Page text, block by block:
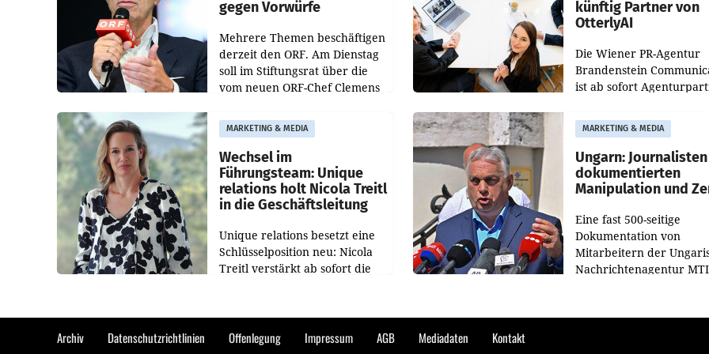
gegen Vorwürfe
Mehrere Themen beschäftigen
derzeit den ORF. Am Dienstag
soll im Stiftungsrat über die
vom neuen ORF-Chef Clemens
Besetzungen für die
Direktionen abgestimmt
werden.
künftig Partner von
OtterlyAI
Die Wiener PR-Agentur
Brandenstein
ist ab sofort
Optimierungsplattform
OtterlyAI. Damit baut die
Agentur ihr
MARKETING & MEDIA
Wechsel im
Führungsteam: Unique
relations holt Nicola Treitl
in die Geschäftsleitung
Unique relations besetzt eine
Schlüsselposition neu: Nicola
Treitl verstärkt ab sofort die
Josef Kalina und Anna Kalina-
Mahr.
MARKETING & MEDIA
Ungarn: Journalisten
dokumentierten
Manipulation und
Eine fast 500-seitige
Dokumentation von
Mitarbeitern der
Nachrichtenagentur
der Agentur während
Archiv Datenschutzrichtlinien Offenlegung Impressum AGB Mediadaten Kontakt